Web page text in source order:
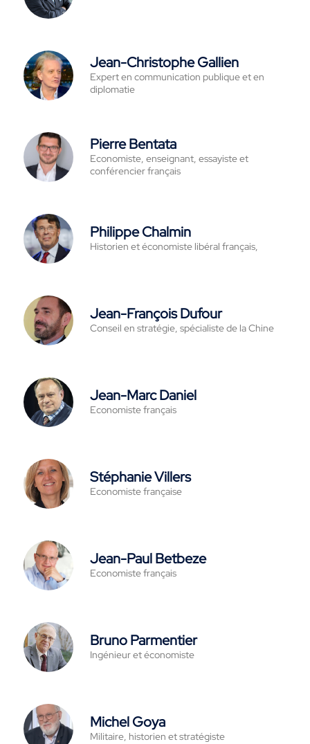
Jean-Christophe Gallien
Expert en communication publique et en
diplomatie
Pierre Bentata
Economiste, enseignant, essayiste et
conférencier français
Philippe Chalmin
Historien et économiste libéral français,
Jean-François Dufour
Conseil en stratégie, spécialiste de la Chine
Jean-Marc Daniel
Economiste français
Stéphanie Villers
Economiste française
Jean-Paul Betbeze
Economiste français
Bruno Parmentier
Ingénieur et économiste
Michel Goya
Militaire, historien et stratégiste